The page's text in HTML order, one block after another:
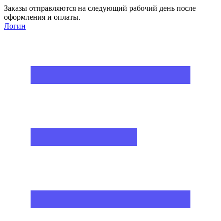
Заказы отправляются на следующий рабочий день после
оформления и оплаты.
Логин